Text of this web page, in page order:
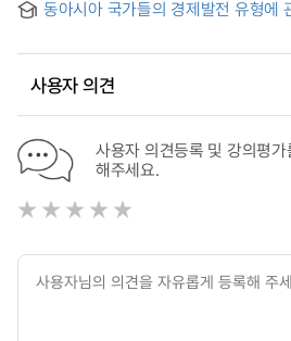
동아시아 국가들의 경제발전 유형에
examination on the flying geese
사용자 의견
사용자 의견등록 및 강의평
해주세요.